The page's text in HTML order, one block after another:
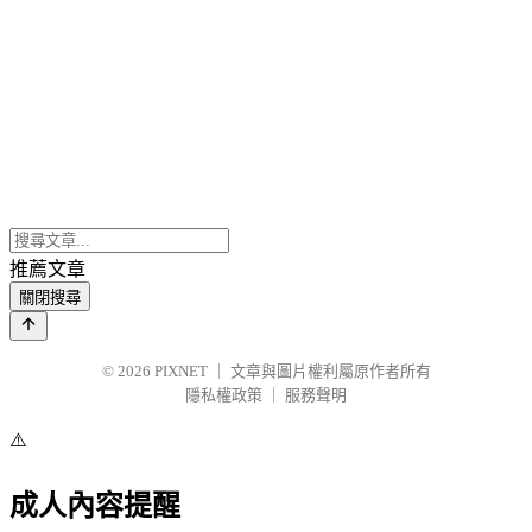
推薦文章
關閉搜尋
© 2026 PIXNET
文章與圖片權利屬原作者所有
隱私權政策
服務聲明
⚠️
成人內容提醒